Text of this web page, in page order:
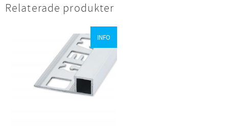
Relaterade produkter
INFO